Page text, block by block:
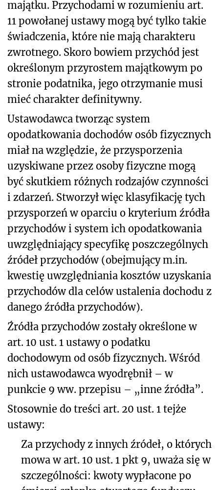
majątku. Przychodami w rozumieniu art.
11 powołanej ustawy mogą być tylko takie
świadczenia, które nie mają charakteru
zwrotnego. Skoro bowiem przychód jest
określonym przyrostem majątkowym po
stronie podatnika, jego otrzymanie musi
mieć charakter definitywny.
Ustawodawca tworząc system
opodatkowania dochodów osób fizycznych
miał na względzie, że przysporzenia
uzyskiwane przez osoby fizyczne mogą
być skutkiem różnych rodzajów czynności
i zdarzeń. Stworzył więc klasyfikację tych
przysporzeń w oparciu o kryterium źródła
przychodów i system ich opodatkowania
uwzględniający specyfikę poszczególnych
źródeł przychodów (obejmujący m.in.
kwestię uwzględniania kosztów uzyskania
przychodów dla celów ustalenia dochodu z
danego źródła przychodów).
Źródła przychodów zostały określone w
art. 10 ust. 1 ustawy o podatku
dochodowym od osób fizycznych. Wśród
nich ustawodawca wyodrębnił – w
punkcie 9 ww. przepisu – „inne źródła”.
Stosownie do treści art. 20 ust. 1 tejże
ustawy:
Za przychody z innych źródeł, o których
mowa w art. 10 ust. 1 pkt 9, uważa się w
szczególności: kwoty wypłacone po